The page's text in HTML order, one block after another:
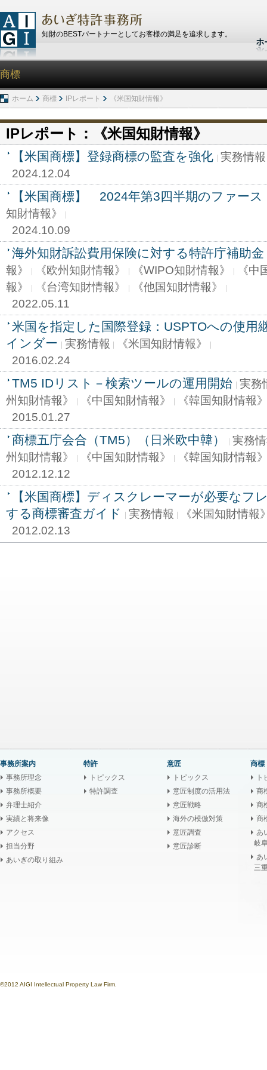
知財のBESTパートナーとしてお客様の満足を追求します。
商標
ホーム 商標 IPレポート 《米国知財情報》
IPレポート：《米国知財情報》
【米国商標】登録商標の監査を強化 実務情報
2024.12.04
【米国商標】 2024年第3四半期のファー
知財情報》
2024.10.09
海外知財訴訟費用保険に対する特許庁補助金
報》 《欧州知財情報》 《WIPO知財情報》
《中
報》
《台湾知財情報》
《他国知財情報》
2022.05.11
米国を指定した国際登録：USPTOへの使用
インダー
実務情報
《米国知財情報》
2016.02.24
TM5 IDリスト－検索ツールの運用開始 実務
州知財情報》
《中国知財情報》
《韓国知財情報
2015.01.27
商標五庁会合（TM5）（日米欧中韓）
実務
州知財情報》
《中国知財情報》
《韓国知財情報
2012.12.12
【米国商標】ディスクレーマーが必要なフ
する商標審査ガイド
実務情報
《米国知財情報
2012.02.13
事務所案内
事務所理念
事務所概要
弁理士紹介
実績と将来像
アクセス
担当分野
あいぎの取り組み
特許
トピックス
特許調査
意匠
トピックス
意匠制度の活用法
意匠戦略
海外の模倣対策
意匠調査
意匠診断
商標
ト
商
商
商
あ
岐
あ
三
©2012 AIGI Intellectual Property Law Firm.